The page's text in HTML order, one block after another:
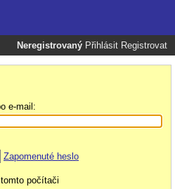
Neregistrovaný Přihlásit Registrovat
e-mail:
Zapomenuté heslo
počítači